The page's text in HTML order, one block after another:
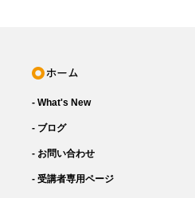
- What's New
- ブログ
- お問い合わせ
- 受講者専用ページ